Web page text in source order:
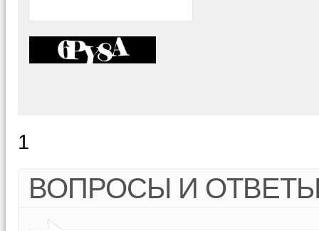
1
ВОПРОСЫ И